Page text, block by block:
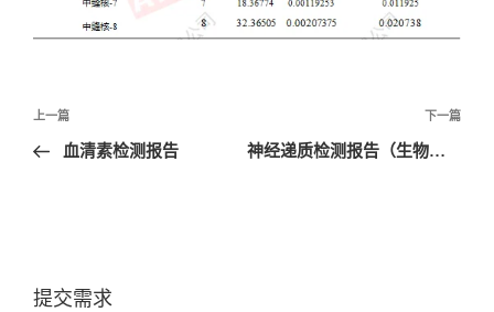
文
章
上一篇
血清素检测报告
下一篇
神经递质检测报告（生物组织）
提交需求